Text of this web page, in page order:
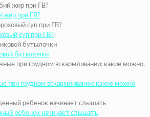
жир при ГВ?
суп при ГВ?
бутылочки
при грудном вскармливании: какие можно,
ребенок начинает слышать